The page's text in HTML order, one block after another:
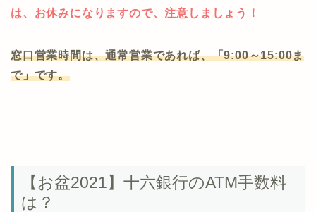
は、お休みになりますので、注意しましょう！
窓口営業時間は、通常営業であれば、「9:00～15:00ま
で」です。
【お盆2021】十六銀行のATM手数料
は？